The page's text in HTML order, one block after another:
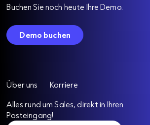
Buchen Sie noch heute Ihre Demo.
Demo buchen
Über uns
Karriere
Alles rund um Sales, direkt in Ihren
Posteingang!